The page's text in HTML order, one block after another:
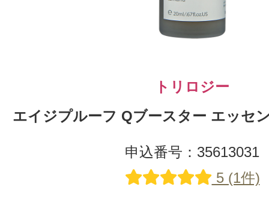
トリロジー
エイジプルーフ Qブースター エッセ
申込番号：35613031
5 (1件)